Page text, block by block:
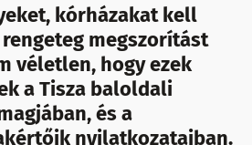
kórházakat kell
megszorítást
véletlen, hogy ezek
a Tisza baloldali
és a
nyilatkozataiban.